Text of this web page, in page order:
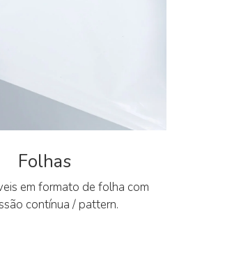
Folhas
em formato de folha com
contínua / pattern.